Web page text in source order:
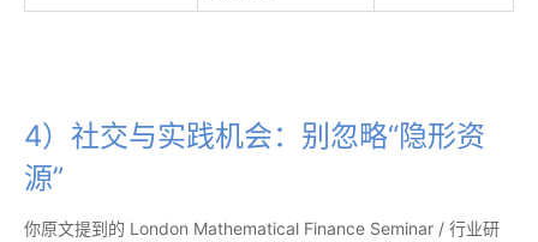
4）社交与实践机会：别忽略“隐形资
源”
你原文提到的 London Mathematical Finance Seminar / 行业研